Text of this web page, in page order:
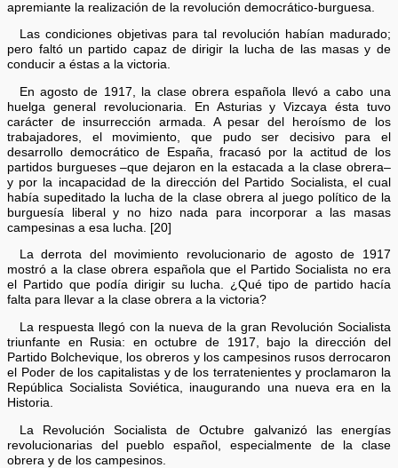
apremiante la realización de la revolución democrático-burguesa.
Las condiciones objetivas para tal revolución habían madurado;
pero faltó un partido capaz de dirigir la lucha de las masas y de
conducir a éstas a la victoria.
En agosto de 1917, la clase obrera española llevó a cabo una
huelga general revolucionaria. En Asturias y Vizcaya ésta tuvo
carácter de insurrección armada. A pesar del heroísmo de los
trabajadores, el movimiento, que pudo ser decisivo para el
desarrollo democrático de España, fracasó por la actitud de los
partidos burgueses –que dejaron en la estacada a la clase obrera–
y por la incapacidad de la dirección del Partido Socialista, el cual
había supeditado la lucha de la clase obrera al juego político de la
burguesía liberal y no hizo nada para incorporar a las masas
campesinas a esa lucha. [20]
La derrota del movimiento revolucionario de agosto de 1917
mostró a la clase obrera española que el Partido Socialista no era
el Partido que podía dirigir su lucha. ¿Qué tipo de partido hacía
falta para llevar a la clase obrera a la victoria?
La respuesta llegó con la nueva de la gran Revolución Socialista
triunfante en Rusia: en octubre de 1917, bajo la dirección del
Partido Bolchevique, los obreros y los campesinos rusos derrocaron
el Poder de los capitalistas y de los terratenientes y proclamaron la
República Socialista Soviética, inaugurando una nueva era en la
Historia.
La Revolución Socialista de Octubre galvanizó las energías
revolucionarias del pueblo español, especialmente de la clase
obrera y de los campesinos.